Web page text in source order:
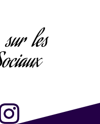
les